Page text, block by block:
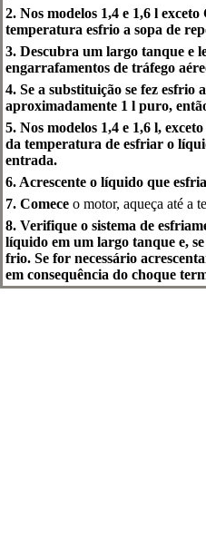
2. Nos modelos 1,4 e 1,6 l
temperatura esfrio a sopa de
3. Descubra um largo tanque e
engarrafamentos de tráfego
4. Se a substituição se fez
aproximadamente 1 l puro,
5. Nos modelos 1,4 e 1,6 l,
da temperatura de esfriar o
entrada.
6. Acrescente o líquido que
7. Comece o motor, aqueça até a
8. Verifique o sistema de
líquido em um largo tanque e,
frio. Se for necessário
em consequência do choque